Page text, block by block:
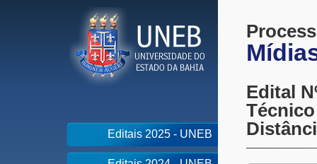
Editais 2025 - UNEB
Edital